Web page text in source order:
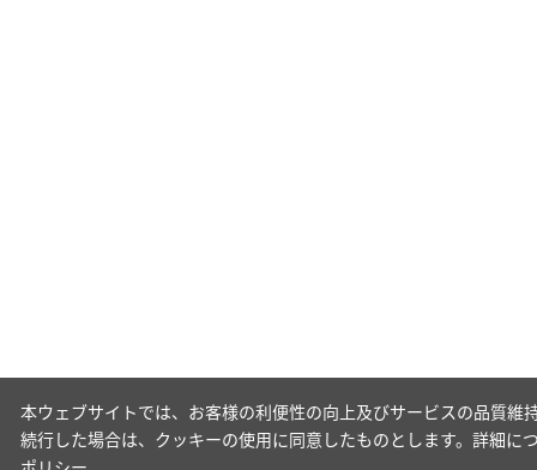
本ウェブサイトでは、お客様の利便性の向上及びサービスの品質
続行した場合は、クッキーの使用に同意したものとします。詳細